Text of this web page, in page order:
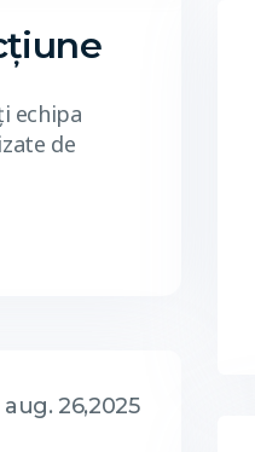
echipa
de
aug. 26,2025